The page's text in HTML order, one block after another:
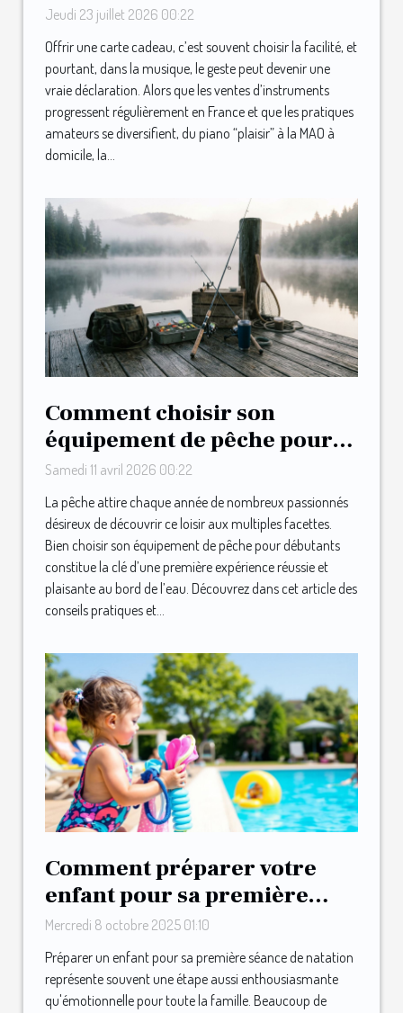
inattendu qui surprend les
mélomanes
Jeudi 23 juillet 2026 00:22
Offrir une carte cadeau, c’est souvent choisir la facilité, et
pourtant, dans la musique, le geste peut devenir une
vraie déclaration. Alors que les ventes d’instruments
progressent régulièrement en France et que les pratiques
amateurs se diversifient, du piano “plaisir” à la MAO à
domicile, la...
Comment choisir son
équipement de pêche pour
débutants ?
Samedi 11 avril 2026 00:22
La pêche attire chaque année de nombreux passionnés
désireux de découvrir ce loisir aux multiples facettes.
Bien choisir son équipement de pêche pour débutants
constitue la clé d’une première expérience réussie et
plaisante au bord de l’eau. Découvrez dans cet article des
conseils pratiques et...
Comment préparer votre
enfant pour sa première
séance de natation ?
Mercredi 8 octobre 2025 01:10
Préparer un enfant pour sa première séance de natation
représente souvent une étape aussi enthousiasmante
qu'émotionnelle pour toute la famille. Beaucoup de